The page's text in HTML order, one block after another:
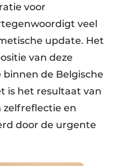
voor
veel
update. Het
van deze
de Belgische
is het resultaat van
zelfreflectie en
door de urgente